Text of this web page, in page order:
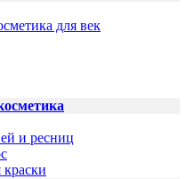
для век
и ресниц